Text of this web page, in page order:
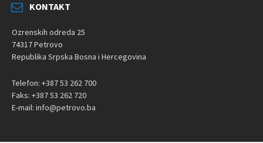
KONTAKT
Ozrenskih odreda 25
74317 Petrovo
Republika Srpska Bosna i Hercegovina
Telefon: +387 53 262 700
Faks: +387 53 262 720
E-mail: info@petrovo.ba